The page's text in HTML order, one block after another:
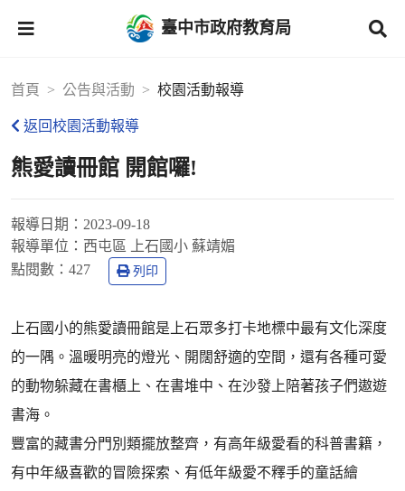
臺中市政府教育局
首頁 公告與活動 校園活動報導
返回校園活動報導
熊愛讀冊館 開館囉!
報導日期： 2023-09-18
報導單位： 西屯區 上石國小 蘇靖媚
點閱數： 427 列印
上石國小的熊愛讀冊館是上石眾多打卡地標中最有文化深度
的一隅。溫暖明亮的燈光、開闊舒適的空間，還有各種可愛
的動物躲藏在書櫃上、在書堆中、在沙發上陪著孩子們遨遊
書海。
豐富的藏書分門別類擺放整齊，有高年級愛看的科普書籍，
有中年級喜歡的冒險探索、有低年級愛不釋手的童話繪